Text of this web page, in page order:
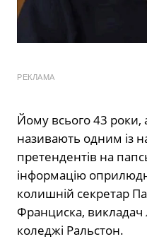
РЕКЛАМА
Йому всього 43 роки,
називають одним із
претендентів на
інформацію
колишній секретар
Франциска, викладач
коледжі Ральстон.